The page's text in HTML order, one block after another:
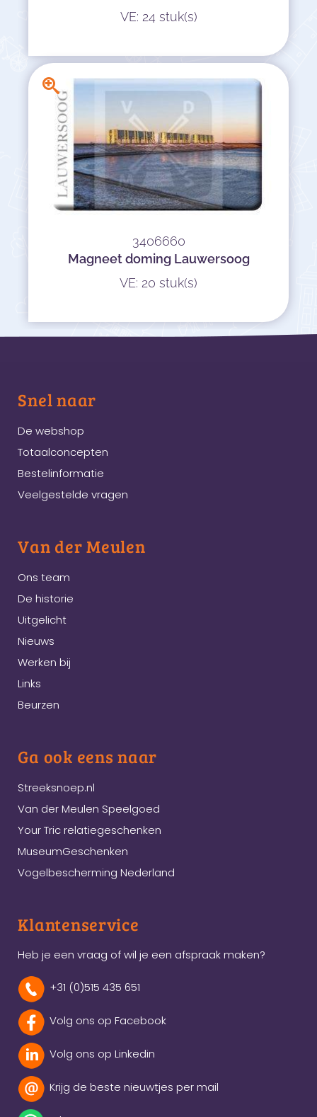
VE: 24 stuk(s)
3406660
Magneet doming Lauwersoog
VE: 20 stuk(s)
Snel naar
De webshop
Totaalconcepten
Bestelinformatie
Veelgestelde vragen
Van der Meulen
Ons team
De historie
Uitgelicht
Nieuws
Werken bij
Links
Beurzen
Ga ook eens naar
Streeksnoep.nl
Van der Meulen Speelgoed
Your Tric relatiegeschenken
MuseumGeschenken
Vogelbescherming Nederland
Klantenservice
Heb je een vraag of wil je een afspraak maken?
+31 (0)515 435 651
Volg ons op Facebook
Volg ons op Linkedin
Krijg de beste nieuwtjes per mail